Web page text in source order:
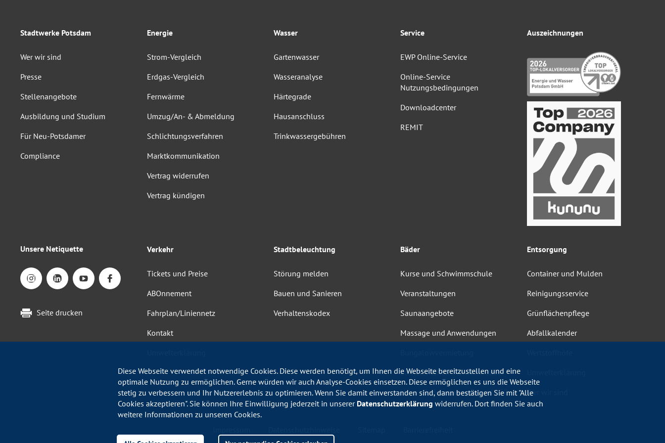
Stadtwerke Potsdam
Wer wir sind
Presse
Stellenangebote
Ausbildung und Studium
Für Neu-Potsdamer
Compliance
Energie
Strom-Vergleich
Erdgas-Vergleich
Fernwärme
Umzug/An- & Abmeldung
Schlichtungsverfahren
Marktkommunikation
Vertrag widerrufen
Vertrag kündigen
Wasser
Gartenwasser
Wasseranalyse
Härtegrade
Hausanschluss
Trinkwassergebühren
Verkehr
Tickets und Preise
ABOnnement
Fahrplan/Liniennetz
Kontakt
Bäder
Kurse und Schwimmschule
Veranstaltungen
Saunaangebote
Massage und Anwendungen
Barrierefreiheit Schwimmbäder
Haus-, Badeordnungen und AGB
Entsorgung
Container und Mulden
Reinigungsservice
Grünflächenpflege
Abfallkalender
Wer wir sind
Stadtbeleuchtung
Störung melden
Bauen und Sanieren
Verhaltenskodex
Service
EWP Online-Service
Online-Service
Nutzungsbedingungen
Downloadcenter
REMIT
Auszeichnungen
Unsere Netiquette
Seite drucken
Diese Webseite verwendet notwendige Cookies. Diese werden benötigt, um Ihnen die Webseite bereitzustellen und eine
optimale Nutzung zu ermöglichen. Gerne würden wir auch Analyse-Cookies einsetzen. Diese ermöglichen es uns die Webseite
stetig zu verbessern und Ihr Nutzererlebnis zu optimieren. Wenn Sie damit einverstanden sind, dann bestätigen Sie mit "Alle
Cookies akzeptieren". Sie können Ihre Einwilligung jederzeit in unserer Datenschutzerklärung widerrufen. Dort finden Sie auch
weitere Informationen zu unseren Cookies.